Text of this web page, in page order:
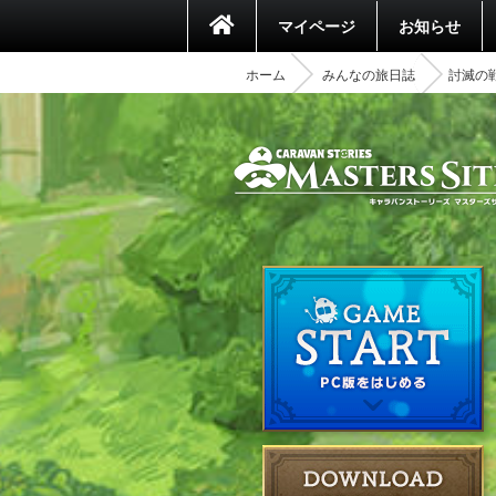
マイページ お知らせ
ホーム みんなの旅日誌 討滅の